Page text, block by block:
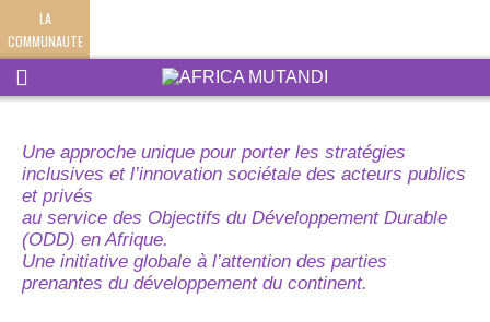
LA
COMMUNAUTE
Une approche unique pour porter les stratégies
inclusives et l’innovation sociétale des acteurs publics
et privés
au service des Objectifs du Développement Durable
(ODD) en Afrique.
Une initiative globale à l’attention des parties
prenantes du développement du continent.